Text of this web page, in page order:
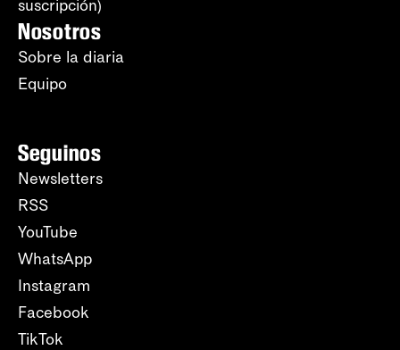
suscripción)
Nosotros
Sobre la diaria
Equipo
Seguinos
Newsletters
RSS
YouTube
WhatsApp
Instagram
Facebook
TikTok